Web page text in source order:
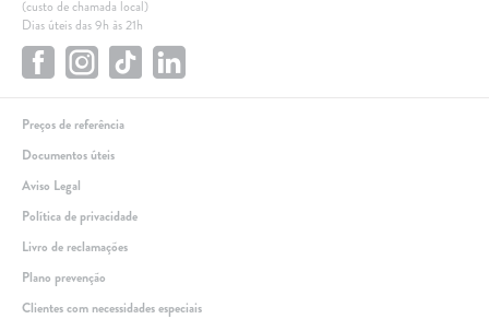
(custo de chamada local)
Dias úteis das 9h às 21h
Preços de referência
Documentos úteis
Aviso Legal
Política de privacidade
Livro de reclamações
Plano prevenção
Clientes com necessidades especiais